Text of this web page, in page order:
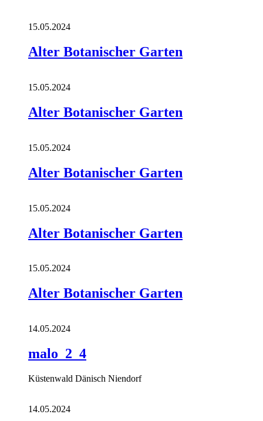
15.05.2024
Alter Botanischer Garten
15.05.2024
Alter Botanischer Garten
15.05.2024
Alter Botanischer Garten
15.05.2024
Alter Botanischer Garten
15.05.2024
Alter Botanischer Garten
14.05.2024
malo_2_4
Küstenwald Dänisch Niendorf
14.05.2024